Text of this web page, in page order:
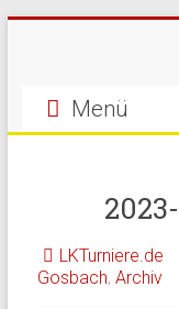
Menü
LKTurniere.de
Gosbach, Archiv